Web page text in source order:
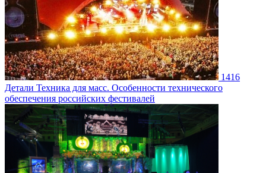
1416
Детали Техника для масс. Особенности технического
обеспечения российских фестивалей